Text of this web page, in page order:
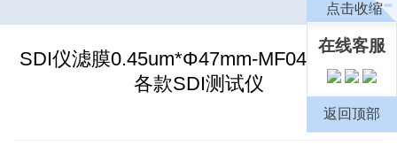
SDI仪滤膜0.45um*Φ47mm-MF04700通用
各款SDI测试仪
点击收缩
在线客服
返回顶部